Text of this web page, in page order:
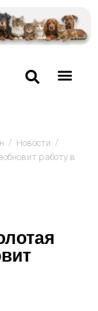
/ Новости /
работу в